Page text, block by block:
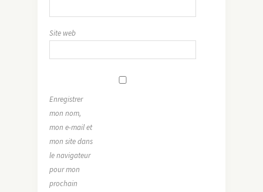
Site web
Enregistrer
mon nom,
mon e-mail et
mon site dans
le navigateur
pour mon
prochain